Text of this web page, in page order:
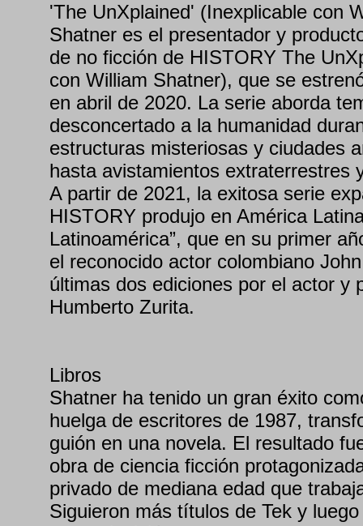
'The UnXplained' (Inexplicable con
Shatner es el presentador y
de no ficción de HISTORY The
con William Shatner), que se
en abril de 2020. La serie aborda
desconcertado a la humanidad
estructuras misteriosas y ciudades
hasta avistamientos extraterrestres
A partir de 2021, la exitosa serie
HISTORY produjo en América
Latinoamérica”, que en su primer
el reconocido actor colombiano
últimas dos ediciones por el actor y
Humberto Zurita.
Libros
Shatner ha tenido un gran éxito
huelga de escritores de 1987,
guión en una novela. El resultado
obra de ciencia ficción
privado de mediana edad que
Siguieron más títulos de Tek y